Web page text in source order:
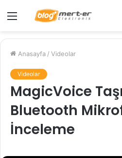
Menü
Anasayfa / Videolar
Videolar
MagicVoice
Bluetooth
İnceleme